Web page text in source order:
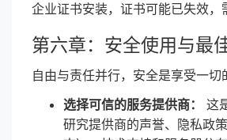
企业证书安装，证书可能已失效，
第六章：安全使用与最
自由与责任并行，安全是享受一切
选择可信的服务提供商：
这
研究提供商的声誉、隐私政